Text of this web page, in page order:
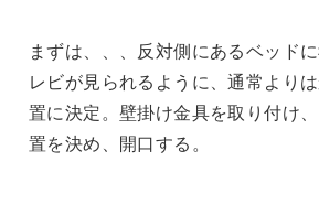
まずは、、、反対側にあるベッド
レビが見られるように、通常より
置に決定。壁掛け金具を取り付け
置を決め、開口する。